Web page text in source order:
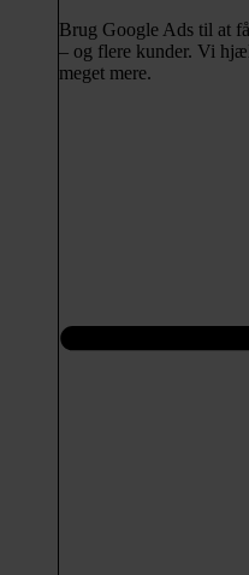
Brug Google Ads til at
– og flere kunder. Vi
meget mere.